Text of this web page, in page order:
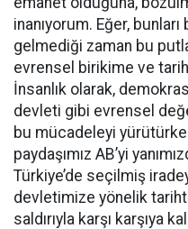
inanıyorum. Eğer,
gelmediği zaman bu
evrensel birikime ve
İnsanlık olarak,
devleti gibi evrensel
bu mücadeleyi
paydaşımız AB’yi
Türkiye’de seçilmiş
devletimize yönelik
saldırıyla karşı karşıya